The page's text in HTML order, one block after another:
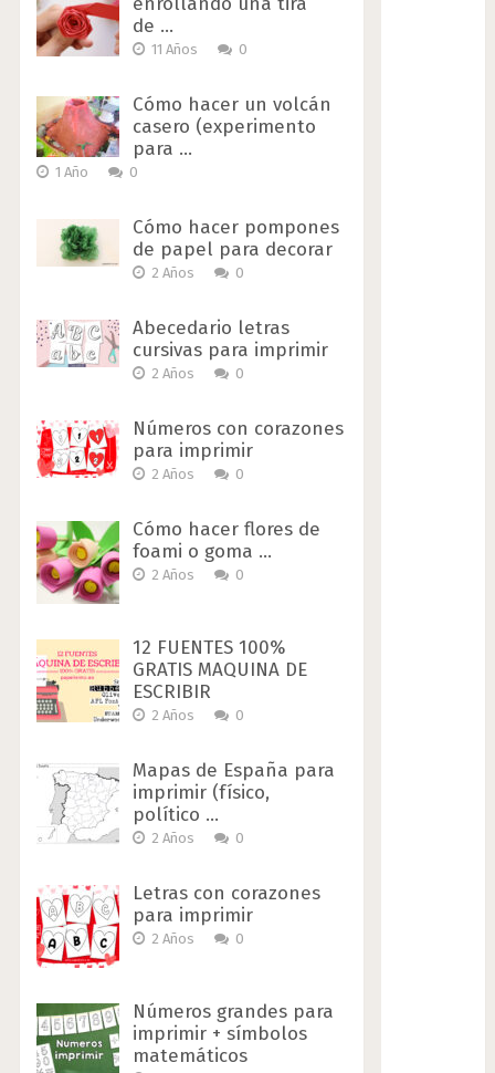
de …
11 Años 0
Cómo hacer un volcán
casero (experimento
para …
1 Año 0
Cómo hacer pompones
de papel para decorar
2 Años 0
Abecedario letras
cursivas para imprimir
2 Años 0
Números con corazones
para imprimir
2 Años 0
Cómo hacer flores de
foami o goma …
2 Años 0
12 FUENTES 100%
GRATIS MAQUINA DE
ESCRIBIR
2 Años 0
Mapas de España para
imprimir (físico,
político …
2 Años 0
Letras con corazones
para imprimir
2 Años 0
Números grandes para
imprimir + símbolos
matemáticos